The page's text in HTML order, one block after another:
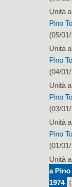
Unità
Pino
(05/
Unità
Pino
(04/
Unità
Pino
(03/
Unità
Pino
(01/
Unità
a
1974